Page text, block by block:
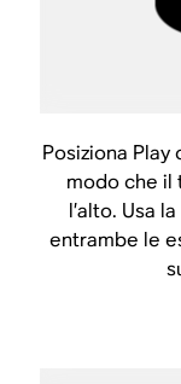
Posiziona
modo che il
l’alto. Usa
entrambe le